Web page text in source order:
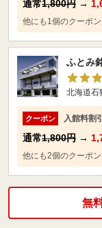
通常1,800円 →
他にも1個のクーポン
ふとみ
北海道石
クーポン 入館料割引
通常1,800円 →
他にも2個のクーポン
無